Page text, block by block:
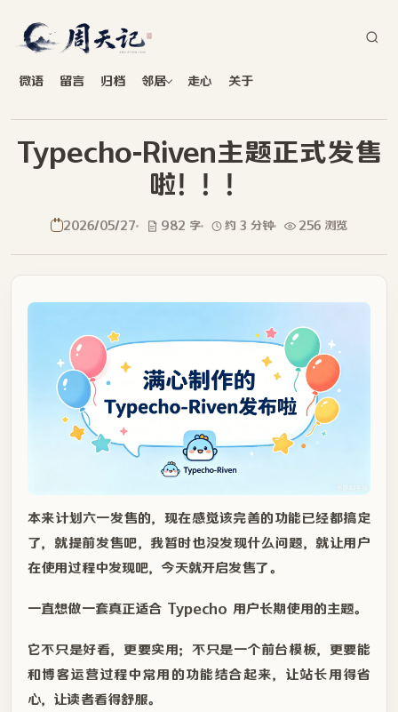
微语 留言 归档 邻居 走心 关于
Typecho-Riven主题正式发售
啦！！！
2026/05/27 982 字 约 3 分钟 256 浏览
本来计划六一发售的，现在感觉该完善的功能已经都搞定
了，就提前发售吧，我暂时也没发现什么问题，就让用户
在使用过程中发现吧，今天就开启发售了。
一直想做一套真正适合 Typecho 用户长期使用的主题。
它不只是好看，更要实用；不只是一个前台模板，更要能
和博客运营过程中常用的功能结合起来，让站长用得省
心，让读者看得舒服。